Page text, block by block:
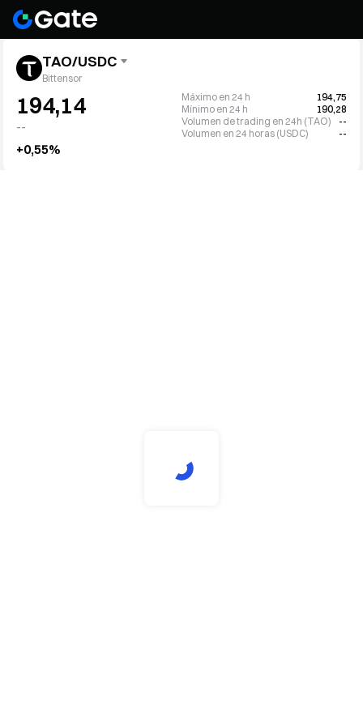
TAO/USDC
Bittensor
194,14
--
+0,55%
Máximo en 24 h
194,75
Mínimo en 24 h
190,28
Volumen de trading en 24h (TAO)
--
Volumen en 24 horas (USDC)
--